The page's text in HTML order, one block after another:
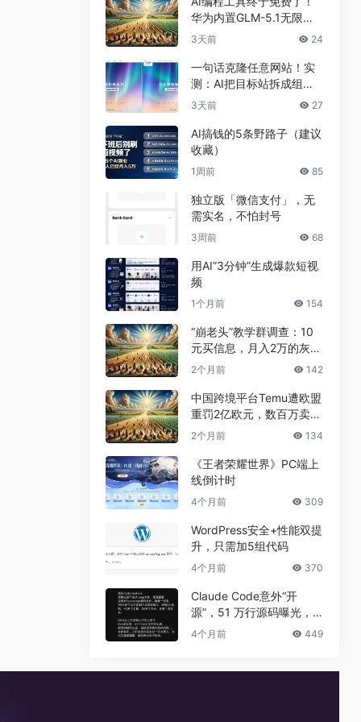
华为内置GLM-5.1无限
用，npm装完就能写代码
3天前 24
一句话克隆任意网站！实
测：AI把目标站拆成组
件，差异不到5%
3天前 27
AI搞钱的5条野路子（建议
收藏）
1周前 85
独立版「微信支付」，无
需实名，不怕封号
3周前 68
用AI”3分钟”生成爆款短视
频
1个月前 154
“崩老头”教学群调查：10
元买信息，月入2万的灰色
兼职真相
2个月前 142
中国跨境平台Temu遭欧盟
重罚2亿欧元，数百万卖家
恐受牵连
2个月前 134
《王者荣耀世界》PC端上
线倒计时
4个月前 309
WordPress安全+性能双提
升，只需加5组代码
4个月前 370
Claude Code意外“开
源”，51 万行源码曝光，
但真正的秘密没有泄露
4个月前 449